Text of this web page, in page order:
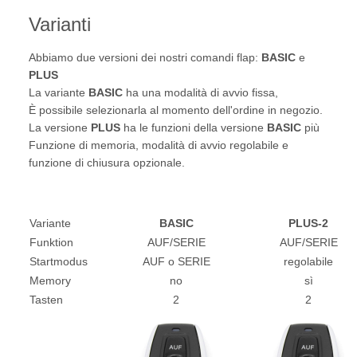
Varianti
Abbiamo due versioni dei nostri comandi flap: BASIC e
PLUS
La variante BASIC ha una modalità di avvio fissa,
È possibile selezionarla al momento dell'ordine in negozio.
La versione PLUS ha le funzioni della versione BASIC più
Funzione di memoria, modalità di avvio regolabile e
funzione di chiusura opzionale.
Variante BASIC
PLUS-2
Funktion
AUF/SERIE
AUF/SERIE
Startmodus
AUF o SERIE
regolabile
Memory
no
sì
Tasten
2 2